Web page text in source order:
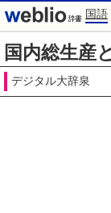
国語
国内総生産
デジタル大辞泉